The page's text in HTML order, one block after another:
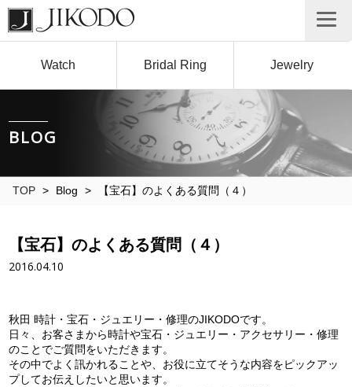
Watch Bridal Ring Jewelry
BLOG
TOP > Blog > 【宝石】のよくある質問（４）
【宝石】のよくある質問（４）
2016.04.10
秋田 時計・宝石・ジュエリー・修理のJIKODOです。
日々、お客さまから時計や宝石・ジュエリー・アクセサリー・修理
のことでご質問をいただきます。
その中でよく訊かれることや、お役に立てそうな内容をピックアッ
プしてお伝えしたいと思います。